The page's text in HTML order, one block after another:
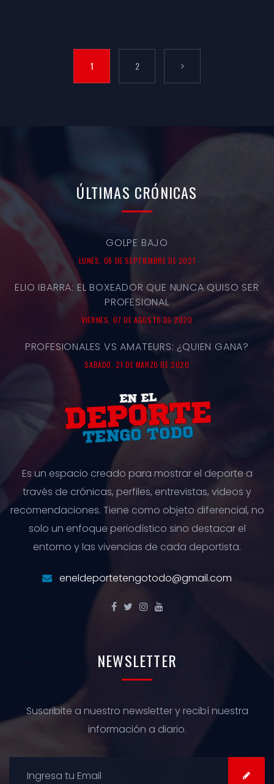
1 2
ÚLTIMAS CRÓNICAS
GOLPE BAJO
LUNES, 06 DE SEPTIEMBRE DE 2021
ELIO IBARRA: EL BOXEADOR QUE NUNCA QUISO SER
PROFESIONAL
VIERNES, 07 DE AGOSTO DE 2020
PROFESIONALES VS AMATEURS: ¿QUIEN GANA?
SABADO, 21 DE MARZO DE 2020
Es un espacio creado para mostrar el deporte a
través de crónicas, perfiles, entrevistas, videos y
recomendaciones. Tiene como objeto diferencial, no
solo un enfoque periodístico sino destacar el
entorno y las vivencias de cada deportista.
eneldeportetengotodo@gmail.com
NEWSLETTER
Suscribite a nuestro newsletter y recibí nuestra
información a diario.